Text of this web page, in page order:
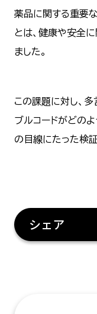
薬品に関する重要
とは、健康や安全
ました。
この課題に対し、
ブルコードがどの
の目線にたった検証
シェア